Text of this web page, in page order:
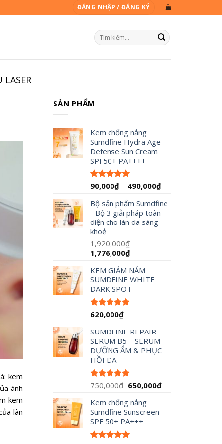
ĐĂNG NHẬP / ĐĂNG KÝ
Tìm
kiếm:
LASER
kem
ánh
kem
làn
SẢN PHẨM
Kem chống nắng
Sumdfine Hydra Age
Defense Sun Cream
SPF50+ PA++++
Được xếp
5 sao
90,000₫ – 490,000₫Khoảng
từ
Bộ sản phẩm Sumdfine
- Bộ 3 giải pháp toàn
diện cho làn da sáng
khoẻ
1,920,000₫
Giá
là:
1,920,000₫.
1,776,000₫Giá
tại
là:
1,776,000₫.
KEM GIẢM NÁM
SUMDFINE WHITE
DARK SPOT
Được xếp
5 sao
620,000₫
SUMDFINE REPAIR
SERUM B5 – SERUM
DƯỠNG ẨM & PHỤC
HỒI DA
Được xếp
5 sao
750,000₫ Giá
là:
750,000₫.
650,000₫Giá
Kem chống nắng
Sumdfine Sunscreen
SPF 50+ PA+++